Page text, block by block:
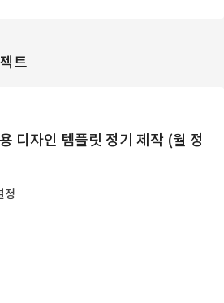
트
디자인 템플릿 정기 제작 (월 정
정